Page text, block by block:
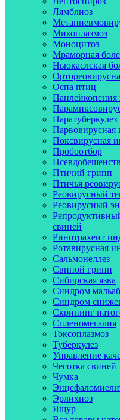
Лямблиоз
Микоплазмоз
Моноцитоз
Мраморная
Ньюкаслская
Оспа птиц
Панлейкопения
Паратуберкулез
Парвовирусная
Поксвирусная
Пробоотбор
Птичий грипп
Птичья
Реовирусный
Реовирусный
свиней
Ринотрахеит
Ротавирусная
Сальмонеллез
Свиной грипп
Сибирская язва
Синдром
Синдром
Скрининг
Спленомегалия
Токсоплазмоз
Туберкулез
Управление
Чесотка свиней
Чумка
Эрлихиоз
Ящур